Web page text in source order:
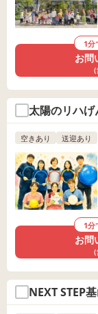
1分
お問
太陽のリハ
空きあり 送迎あり
1分
お問
NEXT STEP